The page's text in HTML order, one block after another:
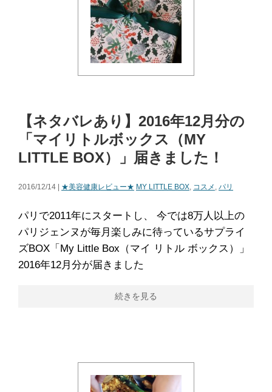
【ネタバレあり】2016年12月分の
「マイリトルボックス（MY
LITTLE BOX）」届きました！
2016/12/14 | ★美容健康レビュー★ MY LITTLE BOX, コスメ , パリ
パリで2011年にスタートし、 今では8万人以上の
パリジェンヌが毎月楽しみに待っているサプライ
ズBOX「My Little Box（マイ リトル ボックス）」
2016年12月分が届きました
続きを見る